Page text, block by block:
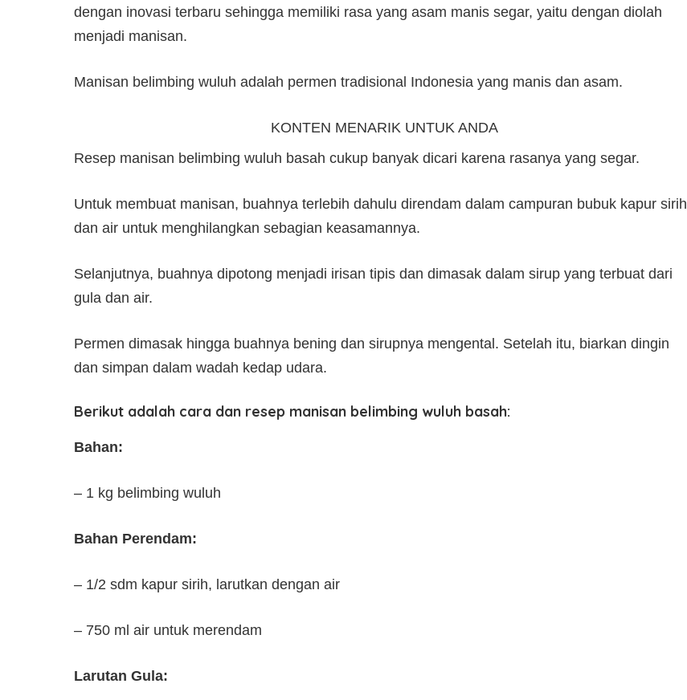
dengan inovasi terbaru sehingga memiliki rasa yang asam manis segar, yaitu dengan diolah
menjadi manisan.
Manisan belimbing wuluh adalah permen tradisional Indonesia yang manis dan asam.
KONTEN MENARIK UNTUK ANDA
Resep manisan belimbing wuluh basah cukup banyak dicari karena rasanya yang segar.
Untuk membuat manisan, buahnya terlebih dahulu direndam dalam campuran bubuk kapur sirih
dan air untuk menghilangkan sebagian keasamannya.
Selanjutnya, buahnya dipotong menjadi irisan tipis dan dimasak dalam sirup yang terbuat dari
gula dan air.
Permen dimasak hingga buahnya bening dan sirupnya mengental. Setelah itu, biarkan dingin
dan simpan dalam wadah kedap udara.
Berikut adalah cara dan resep manisan belimbing wuluh basah:
Bahan:
– 1 kg belimbing wuluh
Bahan Perendam:
– 1/2 sdm kapur sirih, larutkan dengan air
– 750 ml air untuk merendam
Larutan Gula: